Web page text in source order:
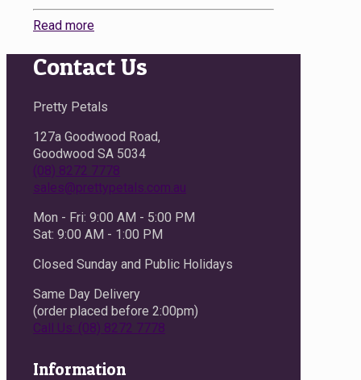
Read more
Contact Us
Pretty Petals
127a Goodwood Road,
Goodwood SA 5034
(08) 8272 7778
sales@prettypetals.com.au
Mon - Fri: 9:00 AM - 5:00 PM
Sat: 9:00 AM - 1:00 PM
Closed Sunday and Public Holidays
Same Day Delivery
(order placed before 2:00pm)
Call Us: (08) 8272 7778
Information